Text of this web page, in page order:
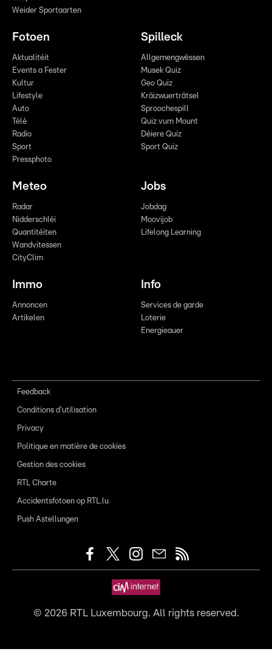
Weider Sportaarten
Fotoen
Aktualitéit
Events a Fester
Kultur
Lifestyle
Auto
Télé
Radio
Sport
Pressphoto
Spilleck
Allgemengwëssen
Musek Quiz
Geo Quiz
Kräizwuerträtsel
Sproochespill
Quiz vum Mount
Déiere Quiz
Sport Quiz
Meteo
Radar
Nidderschléi
Quantitéiten
Wandvitessen
CityClim
Jobs
Jobdag
Moovijob
Lifelong Learning
Immo
Annoncen
Artikelen
Info
Services de garde
Loterie
Energieauer
Feedback
Conditions d'utilisation
Privacy
Politique en matière de cookies
Gestion des cookies
RTL Charte
Accidentsfotoen op RTL.lu
Push Astellungen
© 2026RTL Luxembourg. All rights reserved.